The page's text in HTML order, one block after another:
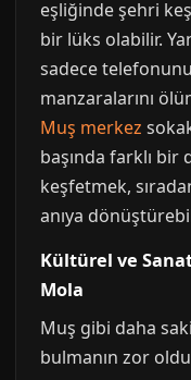
eşliğinde şehri
bir lüks olabilir.
sadece
manzaralarını
Muş merkez
başında farklı bir
keşfetmek,
anıya
Kültürel ve
Mola
Muş gibi daha
bulmanın zor